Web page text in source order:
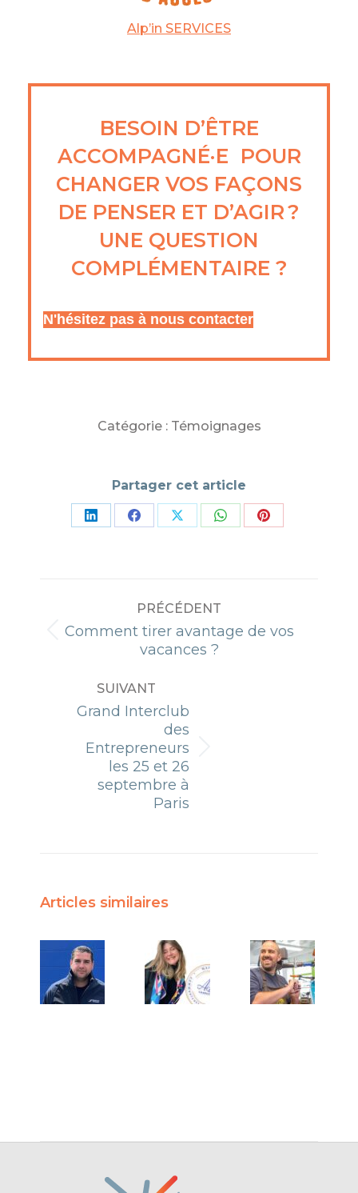
Alp’in SERVICES
BESOIN D’ÊTRE
ACCOMPAGNÉ·E POUR
CHANGER VOS FAÇONS
DE PENSER ET D’AGIR ?
UNE QUESTION
COMPLÉMENTAIRE ?
N'hésitez pas à nous contacter
Catégorie : Témoignages
Partager cet article
PartagerPartagerPartagerPartagerPartager
ARTICLE
PRÉCÉDENT
Article
précédent
Comment tirer avantage de vos
vacances ?
SUIVANT
Article
suivant
:
Grand Interclub
des
Entrepreneurs
les 25 et 26
septembre à
Paris
Articles similaires
Témoignage
de Baptiste
LEDUC,
dirigeant de
Témoignage
d’Adèle
Bailly,
fondatrice